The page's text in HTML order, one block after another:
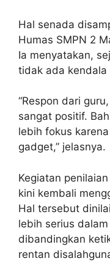
Hal senada
Humas SMPN 2
Ia menyatakan,
tidak ada kendala
“Respon dari
sangat positif.
lebih fokus
gadget,” jelasnya.
Kegiatan
kini kembali
Hal tersebut
lebih serius
dibandingkan
rentan